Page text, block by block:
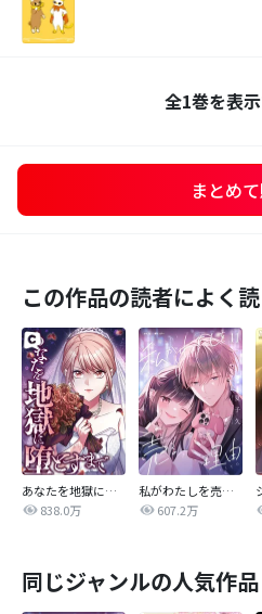
全1巻を表
まとめ
この作品の読者によく
あなたを地獄に堕とすまで
838.0万
私がわたしを売る理由
607.2万
同じジャンルの人気作品